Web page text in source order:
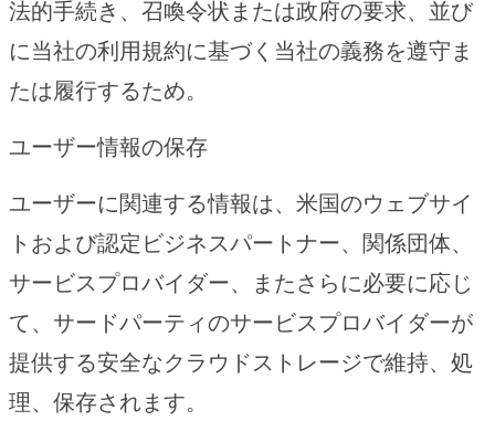
法的手続き、召喚令状または政府の要求、並び
に当社の利用規約に基づく当社の義務を遵守ま
たは履行するため。
ユーザー情報の保存
ユーザーに関連する情報は、米国のウェブサイ
トおよび認定ビジネスパートナー、関係団体、
サービスプロバイダー、またさらに必要に応じ
て、サードパーティのサービスプロバイダーが
提供する安全なクラウドストレージで維持、処
理、保存されます。